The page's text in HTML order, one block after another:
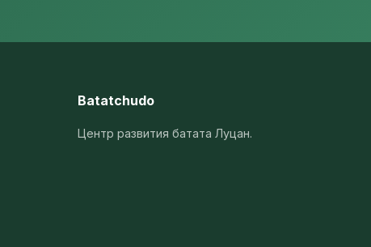
Batatchudo
Центр развития батата Луцан.